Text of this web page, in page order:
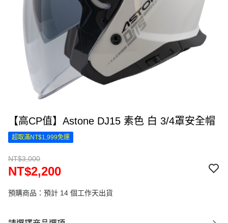
【高CP值】Astone DJ15 素色 白 3/4罩安全帽
超取滿NT$1,999免運
NT$3,000
NT$2,200
預購商品：預計 14 個工作天出貨